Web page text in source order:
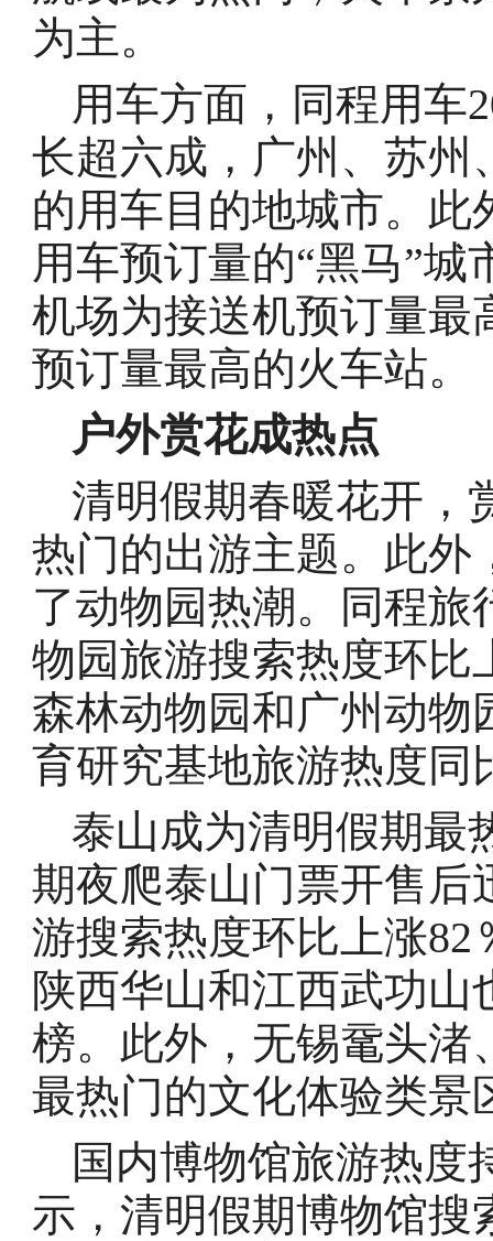
为主。
用车方面，同程用车
长超六成，广州、苏州
的用车目的地城市。
用车预订量的“黑马”
机场为接送机预订量最
预订量最高的火车站。
户外赏花成热点
清明假期春暖花开，
热门的出游主题。此外
了动物园热潮。同程
物园旅游搜索热度环比
森林动物园和广州动物
育研究基地旅游热度同
泰山成为清明假期最
期夜爬泰山门票开售后
游搜索热度环比上涨
陕西华山和江西武功
榜。此外，无锡鼋头渚
最热门的文化体验类景
国内博物馆旅游热度
示，清明假期博物馆搜